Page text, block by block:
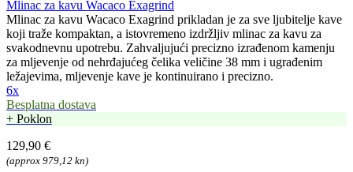
Mlinac za kavu Wacaco Exagrind
Mlinac za kavu Wacaco Exagrind prikladan je za sve ljubitelje kave
koji traže kompaktan, a istovremeno izdržljiv mlinac za kavu za
svakodnevnu upotrebu. Zahvaljujući precizno izrađenom kamenju
za mljevenje od nehrđajućeg čelika veličine 38 mm i ugrađenim
ležajevima, mljevenje kave je kontinuirano i precizno.
6x
Besplatna dostava
+ Poklon
129,90 €
(approx 979,12 kn)